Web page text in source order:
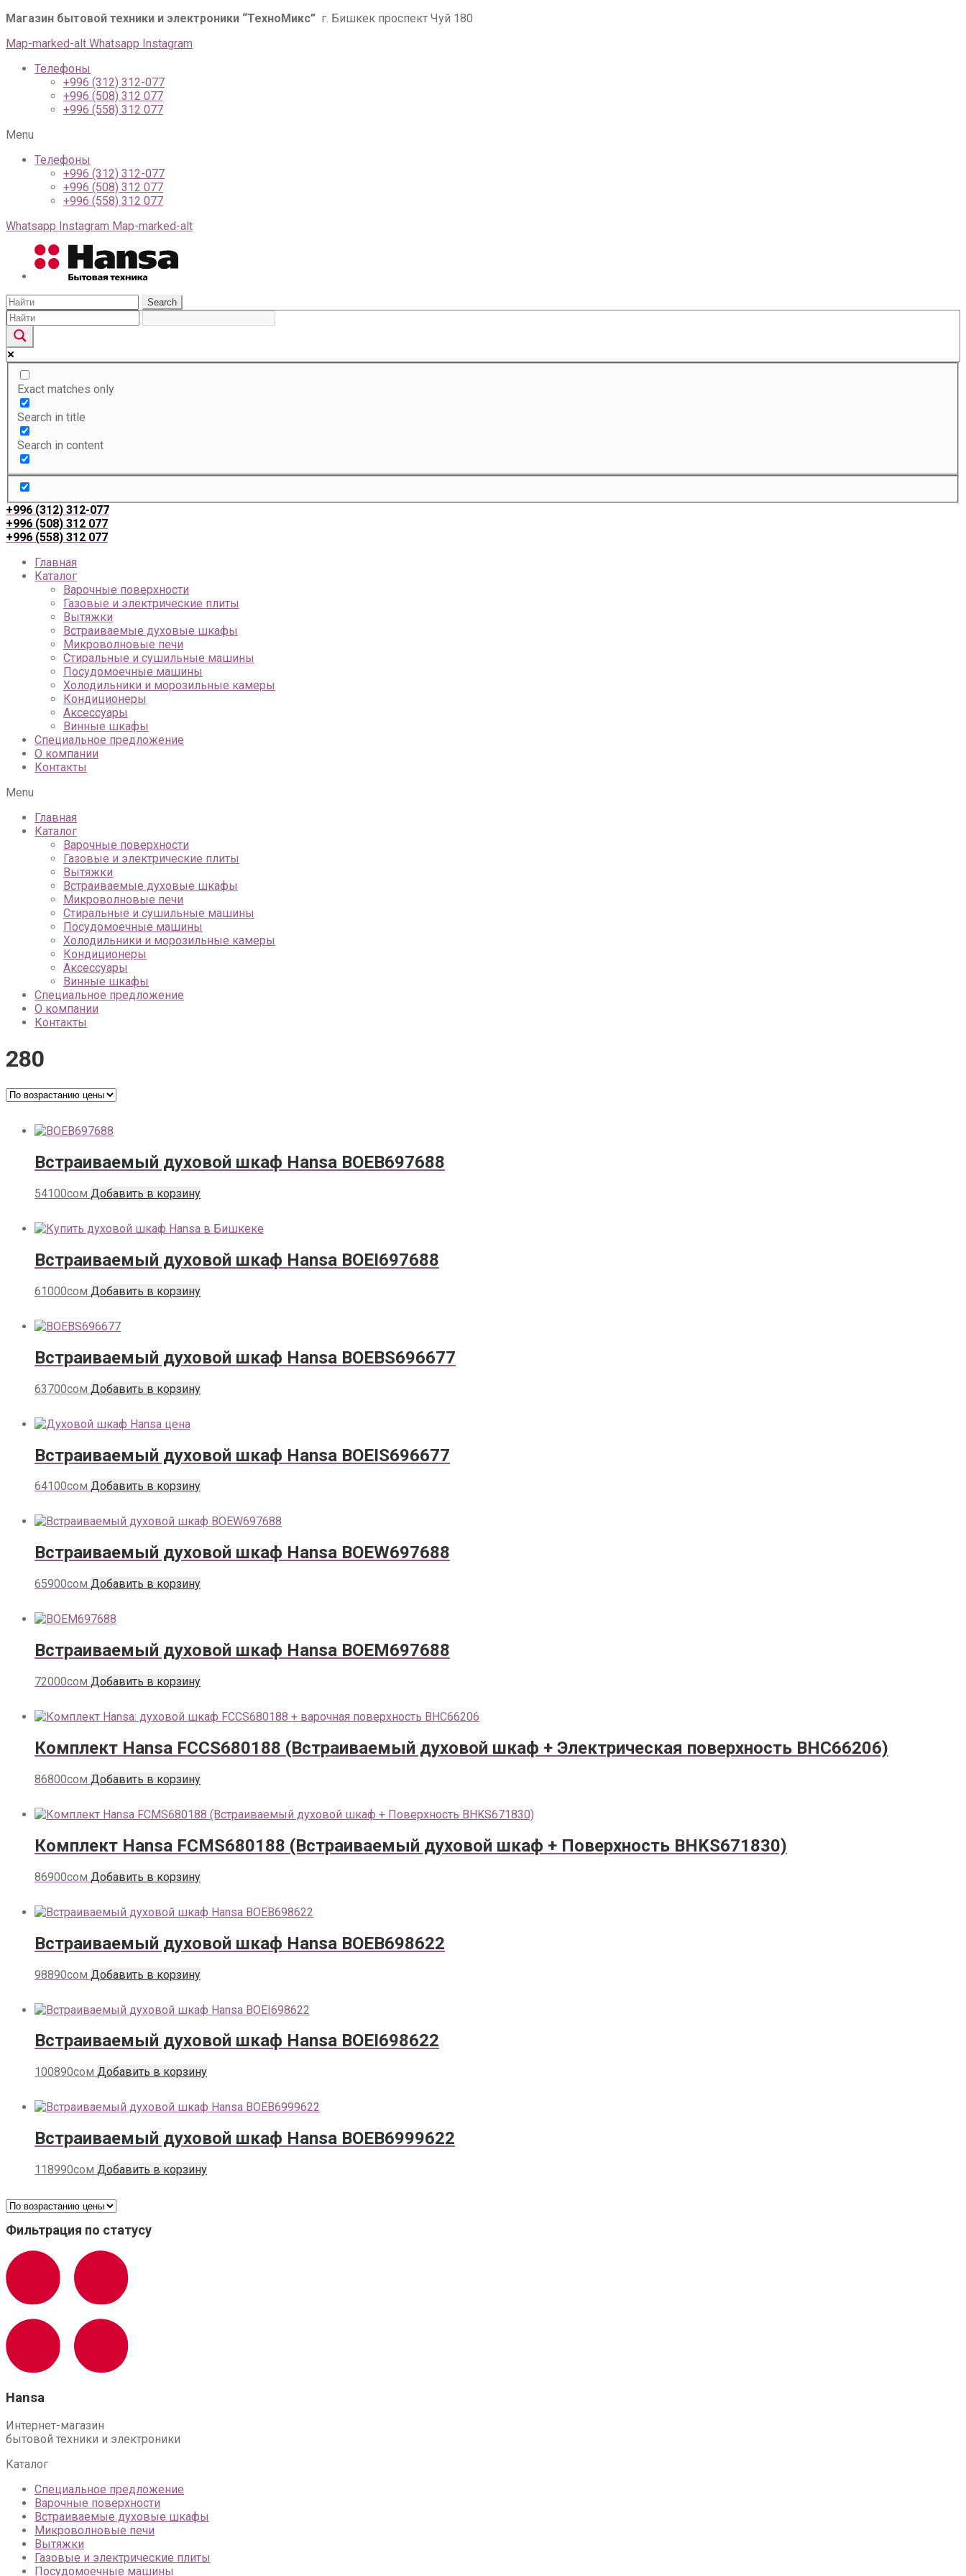
Магазин бытовой техники и электроники “ТехноМикс” г. Бишкек проспект Чуй 180
Map-marked-alt Whatsapp Instagram
Телефоны
+996 (312) 312-077
+996 (508) 312 077
+996 (558) 312 077
Menu
Телефоны
+996 (312) 312-077
+996 (508) 312 077
+996 (558) 312 077
Whatsapp Instagram Map-marked-alt
Search
Exact matches only
Search in title
Search in content
+996 (312) 312-077
+996 (508) 312 077
+996 (558) 312 077
Главная
Каталог
Варочные поверхности
Газовые и электрические плиты
Вытяжки
Встраиваемые духовые шкафы
Микроволновые печи
Стиральные и сушильные машины
Посудомоечные машины
Холодильники и морозильные камеры
Кондиционеры
Аксессуары
Винные шкафы
Специальное предложение
О компании
Контакты
Menu
Главная
Каталог
Варочные поверхности
Газовые и электрические плиты
Вытяжки
Встраиваемые духовые шкафы
Микроволновые печи
Стиральные и сушильные машины
Посудомоечные машины
Холодильники и морозильные камеры
Кондиционеры
Аксессуары
Винные шкафы
Специальное предложение
О компании
Контакты
280
Встраиваемый духовой шкаф Hansa BOEB697688
54100сом Добавить в корзину
Встраиваемый духовой шкаф Hansa BOEI697688
61000сом Добавить в корзину
Встраиваемый духовой шкаф Hansa BOEBS696677
63700сом Добавить в корзину
Встраиваемый духовой шкаф Hansa BOEIS696677
64100сом Добавить в корзину
Встраиваемый духовой шкаф Hansa BOEW697688
65900сом Добавить в корзину
Встраиваемый духовой шкаф Hansa BOEM697688
72000сом Добавить в корзину
Комплект Hansa FCCS680188 (Встраиваемый духовой шкаф + Электрическая поверхность BHC66206)
86800сом Добавить в корзину
Комплект Hansa FCMS680188 (Встраиваемый духовой шкаф + Поверхность BHKS671830)
86900сом Добавить в корзину
Встраиваемый духовой шкаф Hansa BOEB698622
98890сом Добавить в корзину
Встраиваемый духовой шкаф Hansa BOEI698622
100890сом Добавить в корзину
Встраиваемый духовой шкаф Hansa BOEB6999622
118990сом Добавить в корзину
Фильтрация по статусу
Hansa
Интернет-магазин
бытовой техники и электроники
Каталог
Специальное предложение
Варочные поверхности
Встраиваемые духовые шкафы
Микроволновые печи
Вытяжки
Газовые и электрические плиты
Посудомоечные машины